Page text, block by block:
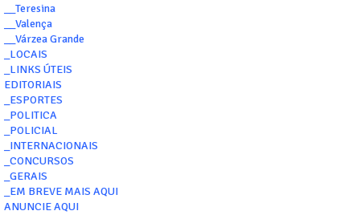
__Teresina
__Valença
__Várzea Grande
_LOCAIS
_LINKS ÚTEIS
EDITORIAIS
_ESPORTES
_POLITICA
_POLICIAL
_INTERNACIONAIS
_CONCURSOS
_GERAIS
_EM BREVE MAIS AQUI
ANUNCIE AQUI